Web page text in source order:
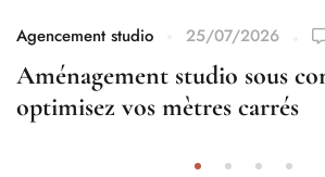
Agencement studio 25/07/2026
Aménagement studio sous
optimisez vos mètres carrés